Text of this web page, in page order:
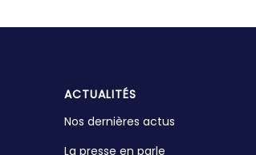
ACTUALITÉS
Nos dernières actus
La presse en parle